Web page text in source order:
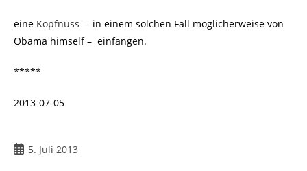
eine Kopfnuss – in einem solchen Fall möglicherweise von
Obama himself – einfangen.
*****
2013-07-05
Beitrag5. Juli 2013